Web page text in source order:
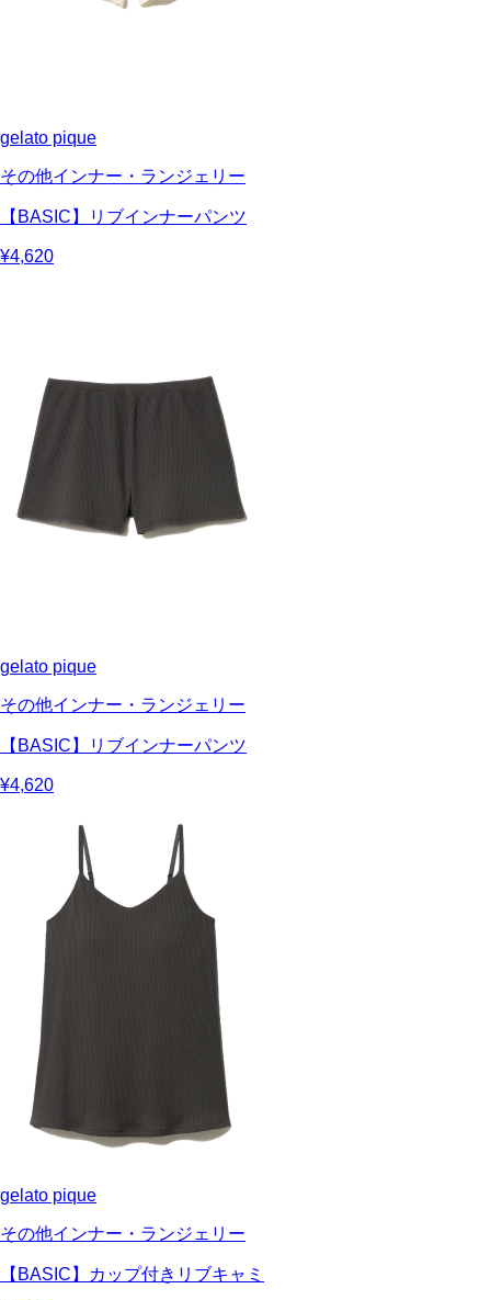
gelato pique
その他インナー・ランジェリー
【BASIC】リブインナーパンツ
¥4,620
gelato pique
その他インナー・ランジェリー
【BASIC】リブインナーパンツ
¥4,620
gelato pique
その他インナー・ランジェリー
【BASIC】カップ付きリブキャミ